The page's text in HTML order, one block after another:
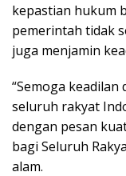
kepastian hukum
pemerintah tidak
juga menjamin
“Semoga
seluruh rakyat
dengan pesan
bagi Seluruh
alam.